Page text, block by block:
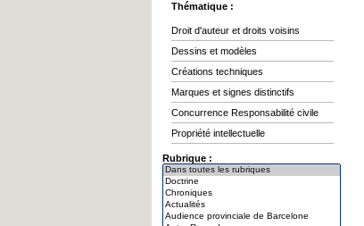
Thématique :
Droit d'auteur et droits voisins
Dessins et modèles
Créations techniques
Marques et signes distinctifs
Concurrence Responsabilité civile
Propriété intellectuelle
Rubrique :